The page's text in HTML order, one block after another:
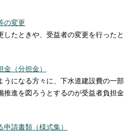
の変更
したときや、受益者の変更を行ったと
（分担金）
うになる方々に、下水道建設費の一部
推進を図ろうとするのが受益者負担金
請書類（様式集）